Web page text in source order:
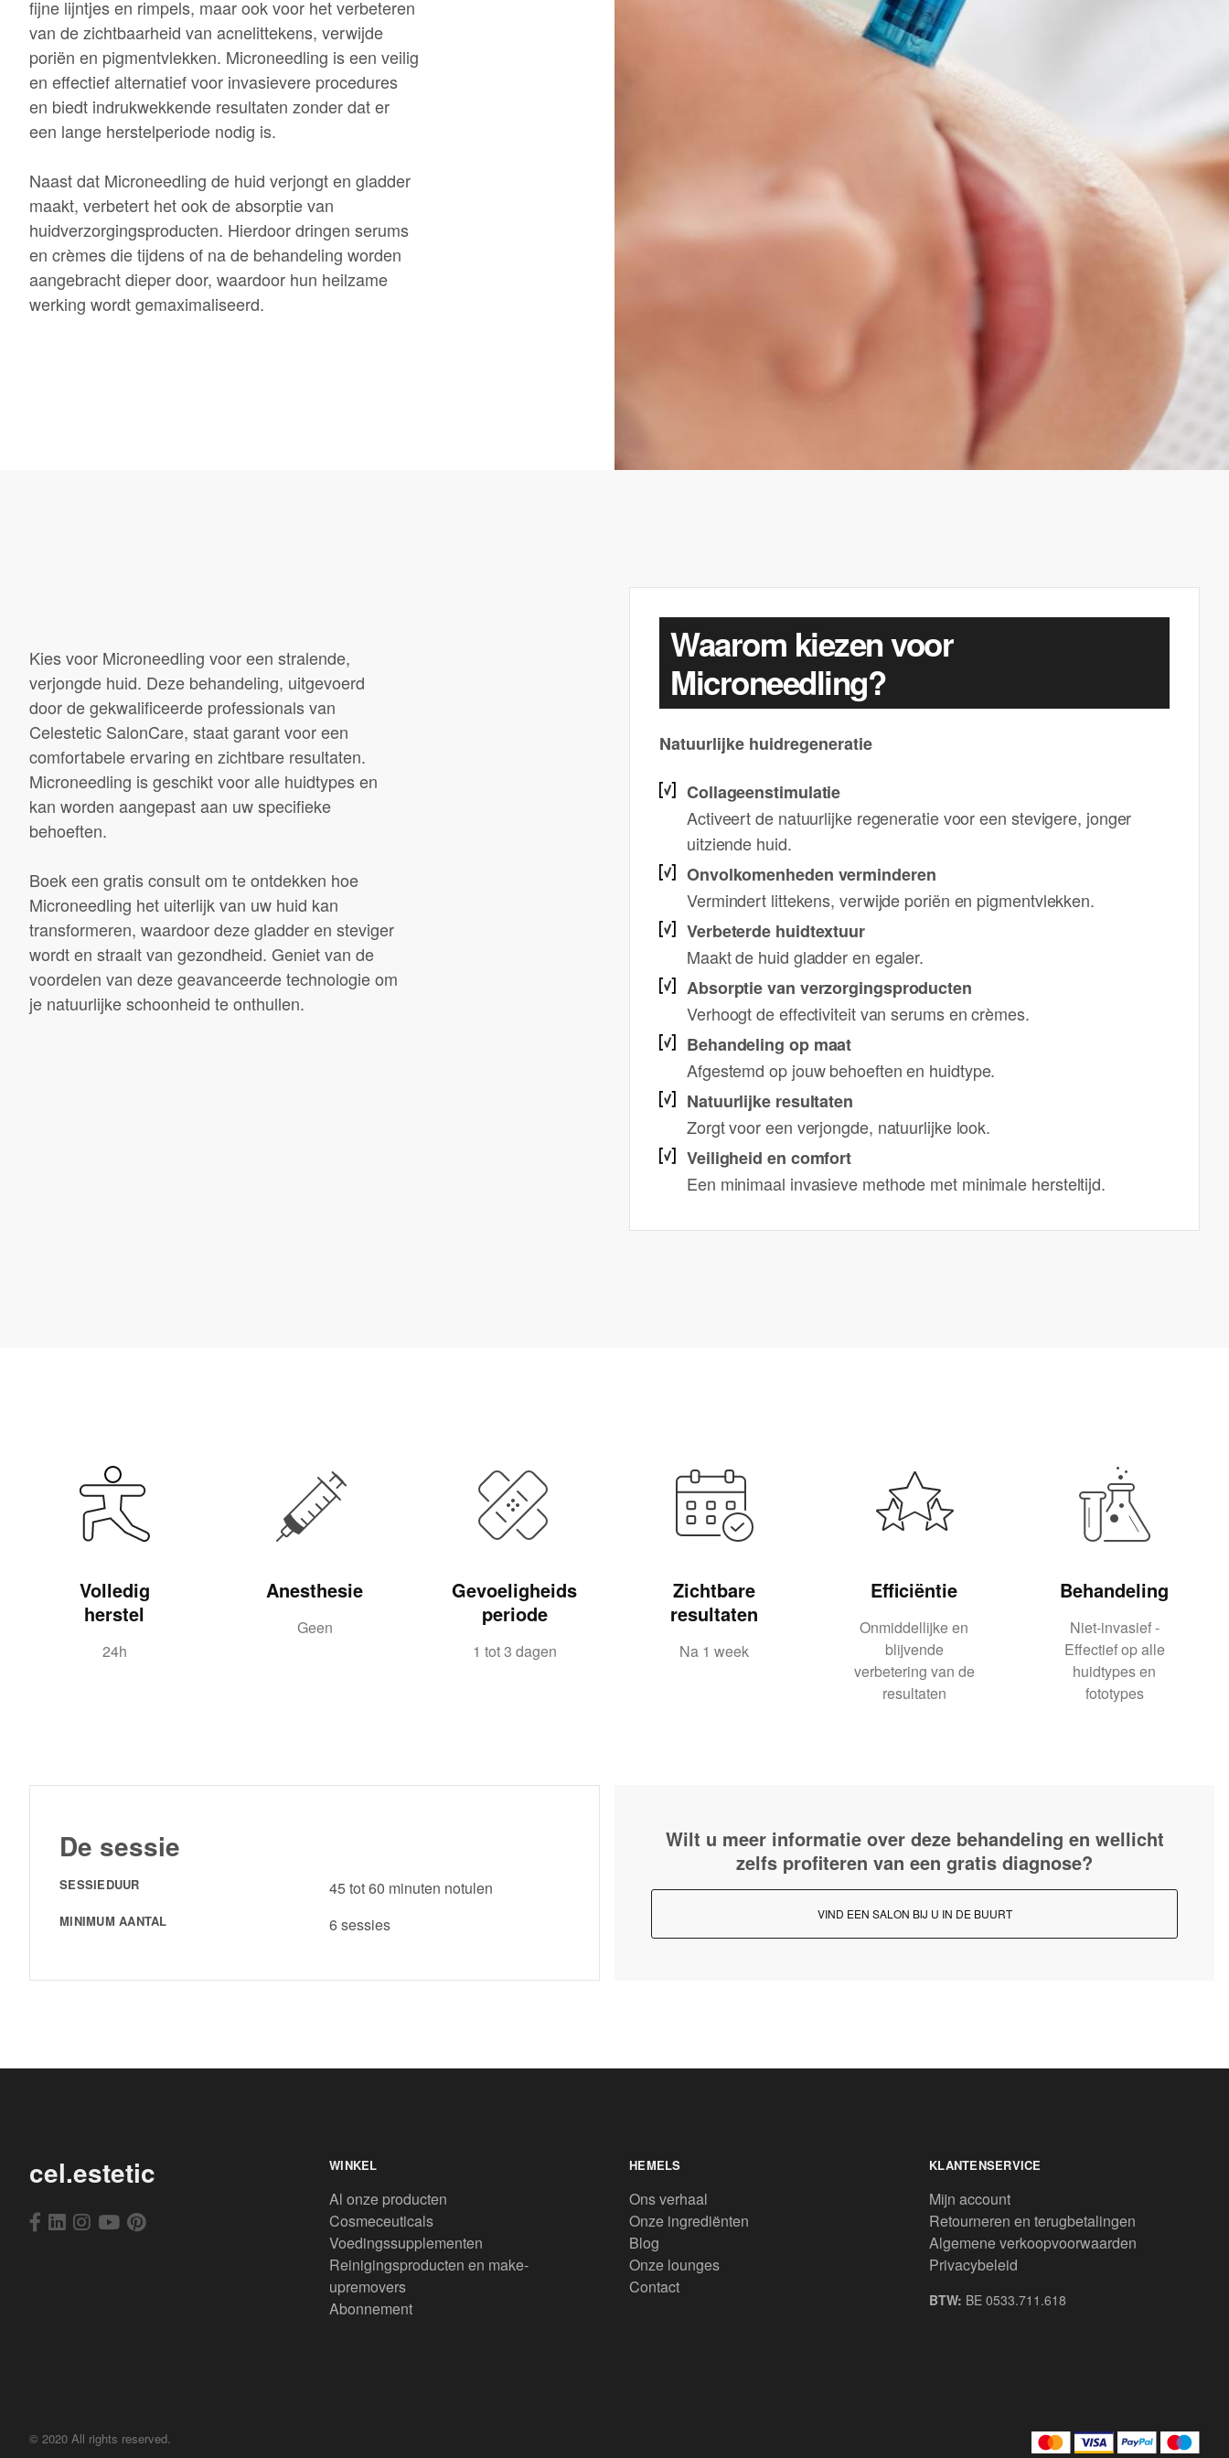
fijne lijntjes en rimpels, maar ook voor het verbeteren
van de zichtbaarheid van acnelittekens, verwijde
poriën en pigmentvlekken. Microneedling is een veilig
en effectief alternatief voor invasievere procedures
en biedt indrukwekkende resultaten zonder dat er
een lange herstelperiode nodig is.
Naast dat Microneedling de huid verjongt en gladder
maakt, verbetert het ook de absorptie van
huidverzorgingsproducten. Hierdoor dringen serums
en crèmes die tijdens of na de behandeling worden
aangebracht dieper door, waardoor hun heilzame
werking wordt gemaximaliseerd.
Kies voor Microneedling voor een stralende,
verjongde huid. Deze behandeling, uitgevoerd
door de gekwalificeerde professionals van
Celestetic SalonCare, staat garant voor een
comfortabele ervaring en zichtbare resultaten.
Microneedling is geschikt voor alle huidtypes en
kan worden aangepast aan uw specifieke
behoeften.
Boek een gratis consult om te ontdekken hoe
Microneedling het uiterlijk van uw huid kan
transformeren, waardoor deze gladder en steviger
wordt en straalt van gezondheid. Geniet van de
voordelen van deze geavanceerde technologie om
je natuurlijke schoonheid te onthullen.
Waarom kiezen voor
Microneedling?
Natuurlijke huidregeneratie
Collageenstimulatie
Activeert de natuurlijke regeneratie voor een stevigere, jonger
uitziende huid.
Onvolkomenheden verminderen
Vermindert littekens, verwijde poriën en pigmentvlekken.
Verbeterde huidtextuur
Maakt de huid gladder en egaler.
Absorptie van verzorgingsproducten
Verhoogt de effectiviteit van serums en crèmes.
Behandeling op maat
Afgestemd op jouw behoeften en huidtype.
Natuurlijke resultaten
Zorgt voor een verjongde, natuurlijke look.
Veiligheid en comfort
Een minimaal invasieve methode met minimale hersteltijd.
Volledig
herstel
24h
Anesthesie
Geen
Gevoeligheids
periode
1 tot 3 dagen
Zichtbare
resultaten
Na 1 week
Efficiëntie
Onmiddellijke en
blijvende
verbetering van de
resultaten
Behandeling
Niet-invasief -
Effectief op alle
huidtypes en
fototypes
De sessie
SESSIEDUUR 45 tot 60 minuten notulen
MINIMUM AANTAL 6 sessies
Wilt u meer informatie over deze behandeling en wellicht
zelfs profiteren van een gratis diagnose?
VIND EEN SALON BIJ U IN DE BUURT
cel.estetic WINKEL
Al onze producten
Cosmeceuticals
Voedingssupplementen
Reinigingsproducten en make-
upremovers
Abonnement
HEMELS
Ons verhaal
Onze ingrediënten
Blog
Onze lounges
Contact
KLANTENSERVICE
Mijn account
Retourneren en terugbetalingen
Algemene verkoopvoorwaarden
Privacybeleid
BTW: BE 0533.711.618
© 2020 All rights reserved.